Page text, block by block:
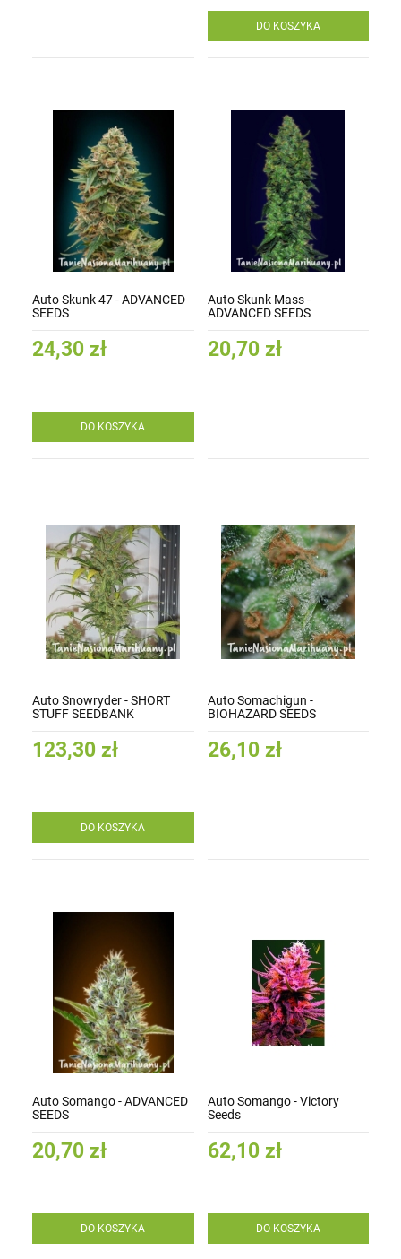
DO KOSZYKA
Auto Skunk 47 - ADVANCED
SEEDS
24,30 zł
DO KOSZYKA
Auto Skunk Mass -
ADVANCED SEEDS
20,70 zł
Auto Snowryder - SHORT
STUFF SEEDBANK
123,30 zł
DO KOSZYKA
Auto Somachigun -
BIOHAZARD SEEDS
26,10 zł
Auto Somango - ADVANCED
SEEDS
20,70 zł
DO KOSZYKA
Auto Somango - Victory
Seeds
62,10 zł
DO KOSZYKA